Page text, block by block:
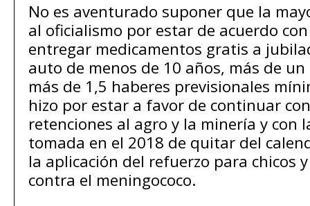
No es aventurado suponer que la
al oficialismo por estar de acuerdo
entregar medicamentos gratis a
auto de menos de 10 años, más de
más de 1,5 haberes previsionales
hizo por estar a favor de continuar
retenciones al agro y la minería y con
tomada en el 2018 de quitar del
la aplicación del refuerzo para chicos
contra el meningococo.